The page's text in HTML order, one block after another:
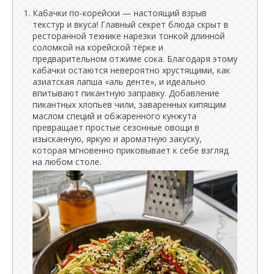
Кабачки по-корейски — настоящий взрыв
текстур и вкуса! Главный секрет блюда скрыт в
ресторанной технике нарезки тонкой длинной
соломкой на корейской тёрке и
предварительном отжиме сока. Благодаря этому
кабачки остаются невероятно хрустящими, как
азиатская лапша «аль денте», и идеально
впитывают пикантную заправку. Добавление
пикантных хлопьев чили, заваренных кипящим
маслом специй и обжаренного кунжута
превращает простые сезонные овощи в
изысканную, яркую и ароматную закуску,
которая мгновенно приковывает к себе взгляд
на любом столе.